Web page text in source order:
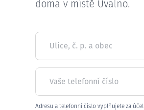
doma v místě Úvalno.
Ulice, č. p. a obec
Vaše telefonní číslo
Adresu a telefonní číslo vyplňujete za